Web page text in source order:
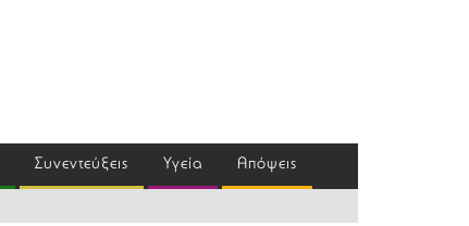
Συνεντεύξεις Υγεία Απόψεις